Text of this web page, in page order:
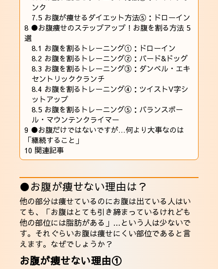
ンク
7.5 お腹が痩せるダイエット方法⑤：ドローイン
8 ●お腹痩せのステップアップ！お腹を割る方法 5
選
8.1 お腹を割るトレーニング①：ドローイン
8.2 お腹を割るトレーニング②：バード&ドッグ
8.3 お腹を割るトレーニング③：ダンベル・エキ
セントリッククランチ
8.4 お腹を割るトレーニング④：ツイストV字シ
ットアップ
8.5 お腹を割るトレーニング⑤：バランスボー
ル・マウンテンクライマー
9 ●お腹だけではないですが…何より大事なのは
「継続すること」
10 関連記事
●お腹が痩せない理由は？
他の部分は痩せているのにお腹は出ている人はい
ても、「お腹はとても引き締まっているけれども
他の部位には脂肪がある」…という人は少ないで
す。それぐらいお腹は痩せにくい部位であると言
えます。なぜでしょうか？
お腹が痩せない理由①